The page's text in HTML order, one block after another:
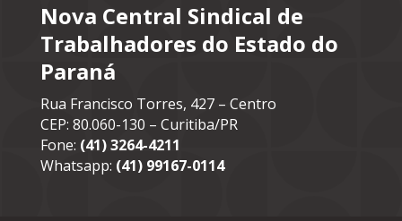
Nova Central Sindical de
Trabalhadores do Estado do
Paraná
Rua Francisco Torres, 427 – Centro
CEP: 80.060-130 – Curitiba/PR
Fone: (41) 3264-4211
Whatsapp: (41) 99167-0114